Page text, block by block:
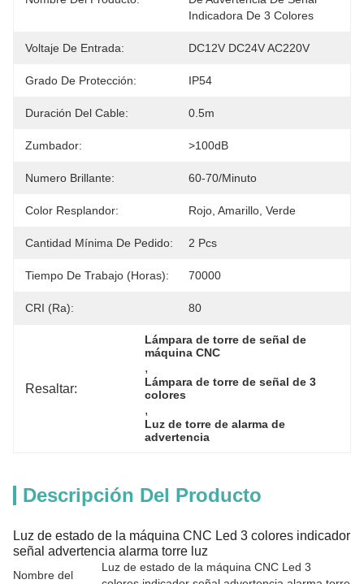
Indicadora De 3 Colores
Voltaje De Entrada: DC12V DC24V AC220V
Grado De Protección: IP54
Duración Del Cable: 0.5m
Zumbador: >100dB
Numero Brillante: 60-70/minuto
Color Resplandor: Rojo, Amarillo, Verde
Cantidad Mínima De Pedido: 2 Pcs
Tiempo De Trabajo (horas): 70000
CRI (Ra): 80
Resaltar:
Lámpara de torre de señal de
máquina CNC
,
Lámpara de torre de señal de 3
colores
,
Luz de torre de alarma de
advertencia
Descripción Del Producto
Luz de estado de la máquina CNC Led 3 colores indicador
señal advertencia alarma torre luz
Nombre del
Luz de estado de la máquina CNC Led 3